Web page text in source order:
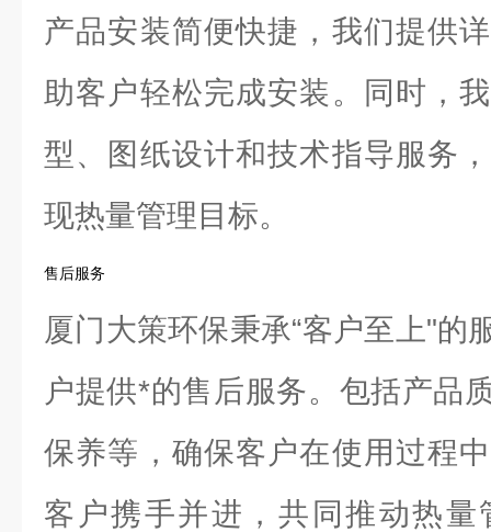
产品安装简便快捷，我们提供
助客户轻松完成安装。同时，
型、图纸设计和技术指导服务
现热量管理目标。
售后服务
厦门大策环保秉承“客户至上"的
户提供*的售后服务。包括产品
保养等，确保客户在使用过程
客户携手并进，共同推动热